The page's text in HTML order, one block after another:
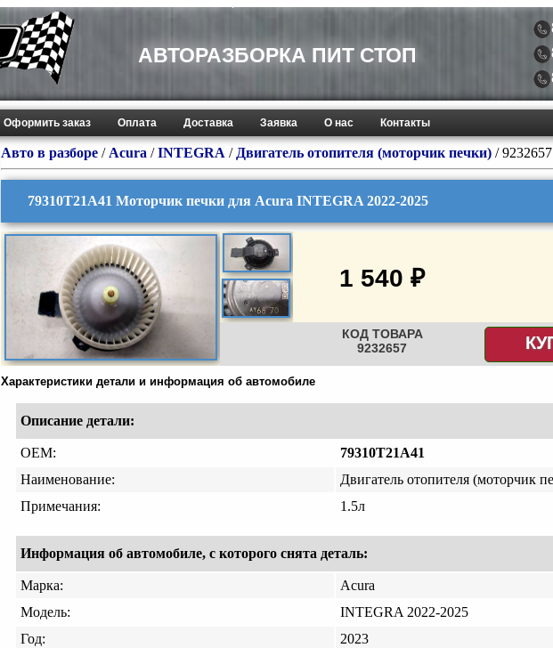
АВТОРАЗБОРКА ПИТ СТОП
Оформить заказ Оплата Доставка Заявка О нас Контакты
Авто в разборе / Acura /INTEGRA / Двигатель отопителя (моторчик печки) / 9232657
79310T21A41 Моторчик печки для Acura INTEGRA 2022-2025
1 540 ₽
КОД ТОВАРА
9232657
Характеристики детали и информация об автомобиле
Описание детали:
OEM:
79310T21A41
Наименование:
Двигатель отопителя (моторчик
Примечания:
1.5л
Информация об автомобиле, с которого снята деталь:
Марка:
Acura
Модель:
INTEGRA 2022-2025
Год:
2023